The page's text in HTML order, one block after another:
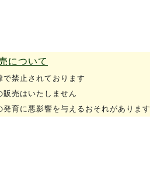
について
禁止されております
売はいたしません
育に悪影響を与えるおそれがあります